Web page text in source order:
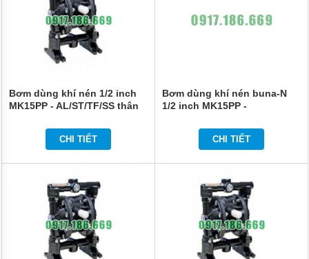
Bơm dùng khí nén 1/2 inch
MK15PP - AL/ST/TF/SS thân
CHI TIẾT
Bơm dùng khí nén buna-N
1/2 inch MK15PP -
CHI TIẾT